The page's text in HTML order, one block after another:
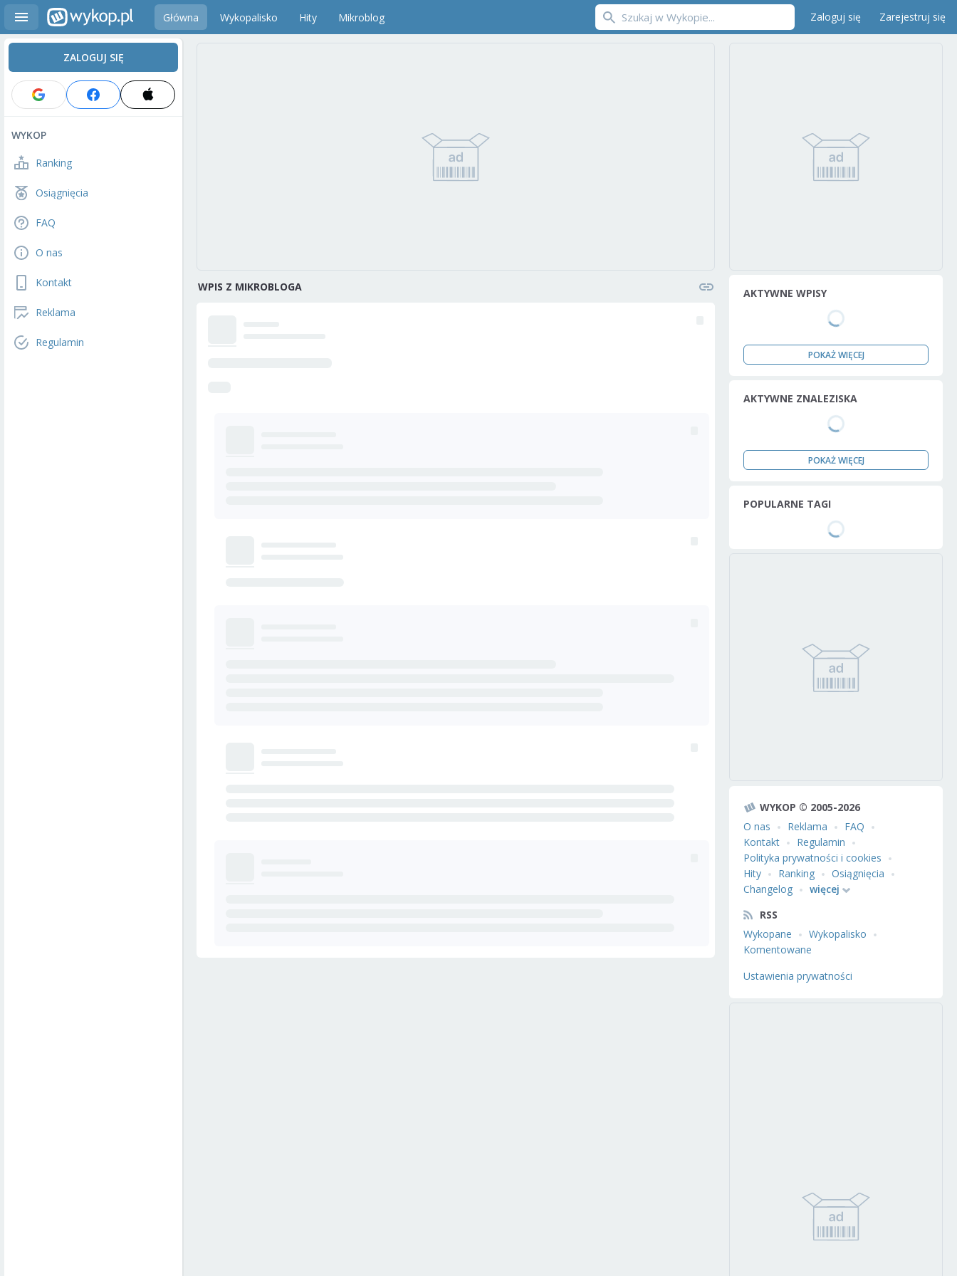
Główna Wykopalisko Hity Mikroblog Zaloguj się Zarejestruj się
ZALOGUJ SIĘ
WYKOP
Ranking
Osiągnięcia
FAQ
O nas
Kontakt
Reklama
Regulamin
WPIS Z MIKROBLOGA AKTYWNE WPISY
POKAŻ WIĘCEJ
AKTYWNE ZNALEZISKA
POKAŻ WIĘCEJ
POPULARNE TAGI
WYKOP © 2005-2026
O nas
Reklama
FAQ
Kontakt
Regulamin
Polityka prywatności i cookies
Hity
Ranking
Osiągnięcia
Changelog
więcej
RSS
Wykopane
Wykopalisko
Komentowane
Ustawienia prywatności